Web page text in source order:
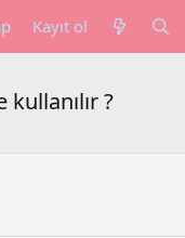
Kayıt ol
?